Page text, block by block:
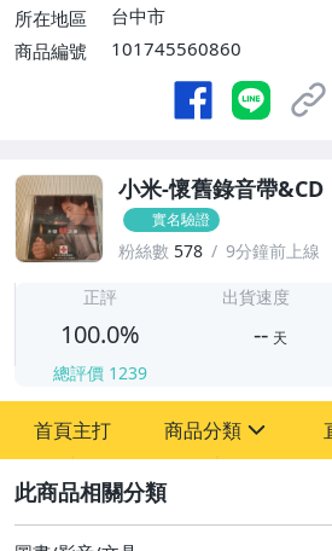
所在地區
台中市
商品編號
101745560860
小米-懷舊錄音帶&CD
實名驗證
粉絲數 578 9分鐘前上線
正評
100.0%
總評價 1239
出貨速度
-- 天
首頁主打 商品分類
圖書/影音/文具